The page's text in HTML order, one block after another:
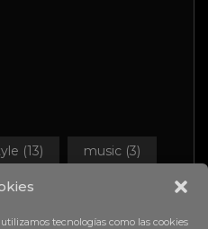
tecnologías como las cookies
(13) music (3)
(12)
(1)